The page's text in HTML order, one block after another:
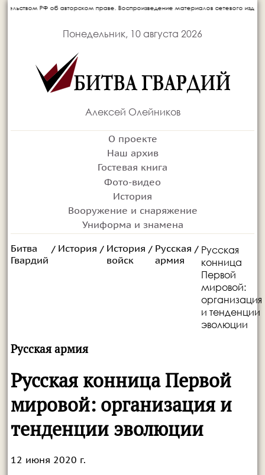
праве. Воспроизведение материалов сетевого издания запрещается без
Понедельник, 10 августа 2026
Алексей Олейников
О проекте
Наш архив
Гостевая книга
Фото-видео
История
Вооружение и снаряжение
Униформа и знамена
Битва
Гвардий
/ История / История
войск
/ Русская
армия
/ Русская
конница
Первой
мировой:
организация
и тенденции
эволюции
Русская армия
Русская конница Первой
мировой: организация и
тенденции эволюции
12 июня 2020 г.